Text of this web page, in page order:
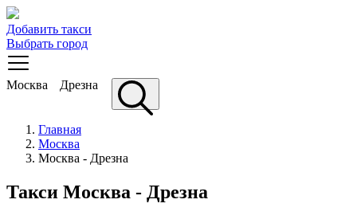
Добавить такси
Выбрать город
Москва Дрезна
Главная
Москва
Москва - Дрезна
Такси Москва - Дрезна